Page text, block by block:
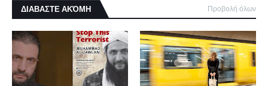
ΔΙΑΒΑΣΤΕ ΑΚΌΜΗ Προβολή όλων